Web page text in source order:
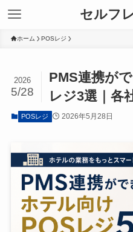
セルフ
ホーム POSレジ
PMS連携が
レジ3選｜各
2026
5/28
POSレジ 2026年5月28日